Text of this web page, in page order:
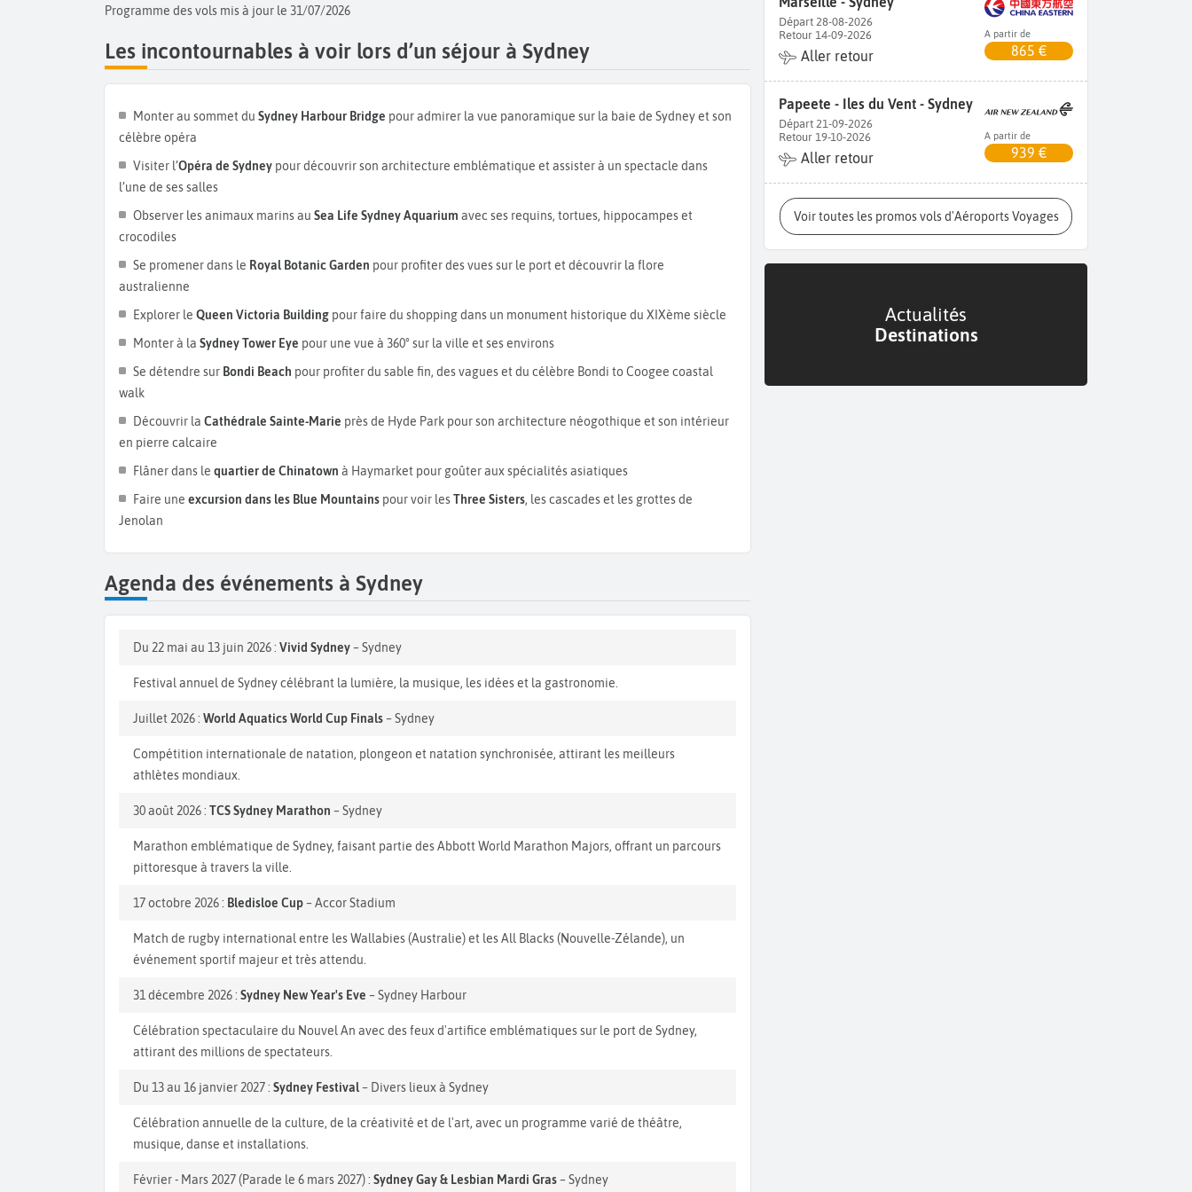
Taronga Zooou leFeatherdale Wildlife Park.
Programme des vols mis à jour le 31/07/2026
Les incontournables à voir lors d’un séjour à Sydney
Monter au sommet du Sydney Harbour Bridge pour admirer la vue panoramique sur la baie de Sydney et son
célèbre opéra
Visiter l’Opéra de Sydney pour découvrir son architecture emblématique et assister à un spectacle dans
l’une de ses salles
Observer les animaux marins au Sea Life Sydney Aquarium avec ses requins, tortues, hippocampes et
crocodiles
Se promener dans le Royal Botanic Garden pour profiter des vues sur le port et découvrir la flore
australienne
Explorer le Queen Victoria Building pour faire du shopping dans un monument historique du XIXème siècle
Monter à la Sydney Tower Eye pour une vue à 360° sur la ville et ses environs
Se détendre sur Bondi Beach pour profiter du sable fin, des vagues et du célèbre Bondi to Coogee coastal
walk
Découvrir la Cathédrale Sainte-Marie près de Hyde Park pour son architecture néogothique et son intérieur
en pierre calcaire
Flâner dans le quartier de Chinatown à Haymarket pour goûter aux spécialités asiatiques
Faire une excursion dans les Blue Mountains pour voir lesThree Sisters, les cascades et les grottes de
Jenolan
Agenda des événements à Sydney
Du 22 mai au 13 juin 2026 : Vivid Sydney– Sydney
Festival annuel de Sydney célébrant la lumière, la musique, les idées et la gastronomie.
Juillet 2026 : World Aquatics World Cup Finals– Sydney
Compétition internationale de natation, plongeon et natation synchronisée, attirant les meilleurs
athlètes mondiaux.
30 août 2026 : TCS Sydney Marathon – Sydney
Marathon emblématique de Sydney, faisant partie des Abbott World Marathon Majors, offrant un parcours
pittoresque à travers la ville.
17 octobre 2026 : Bledisloe Cup– Accor Stadium
Match de rugby international entre les Wallabies (Australie) et les All Blacks (Nouvelle-Zélande), un
événement sportif majeur et très attendu.
31 décembre 2026 : Sydney New Year's Eve – Sydney Harbour
Célébration spectaculaire du Nouvel An avec des feux d'artifice emblématiques sur le port de Sydney,
attirant des millions de spectateurs.
Du 13 au 16 janvier 2027 : Sydney Festival– Divers lieux à Sydney
Célébration annuelle de la culture, de la créativité et de l'art, avec un programme varié de théâtre,
musique, danse et installations.
Février - Mars 2027 (Parade le 6 mars 2027) : Sydney Gay & Lesbian Mardi Gras– Sydney
Départ 28-08-2026
Retour 14-09-2026
Aller retour
A partir de
865 €
Papeete - Iles du Vent - Sydney
Départ 21-09-2026
Retour 19-10-2026
Aller retour
A partir de
939 €
Voir toutes les promos vols d'Aéroports Voyages
Actualités
Destinations